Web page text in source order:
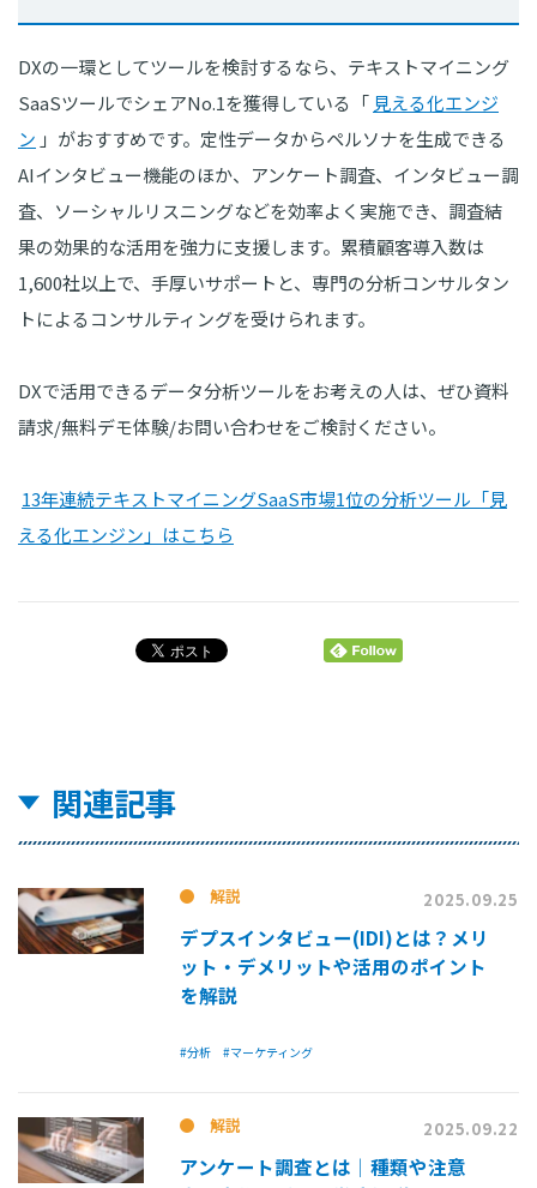
DXの一環としてツールを検討するなら、テキストマイニング
SaaSツールでシェアNo.1を獲得している「 見える化エンジ
ン 」がおすすめです。定性データからペルソナを生成できる
AIインタビュー機能のほか、アンケート調査、インタビュー調
査、ソーシャルリスニングなどを効率よく実施でき、調査結
果の効果的な活用を強力に支援します。累積顧客導入数は
1,600社以上で、手厚いサポートと、専門の分析コンサルタン
トによるコンサルティングを受けられます。
DXで活用できるデータ分析ツールをお考えの人は、ぜひ資料
請求/無料デモ体験/お問い合わせをご検討ください。
13年連続テキストマイニングSaaS市場1位の分析ツール「見
える化エンジン」はこちら
関連記事
解説 2025.09.25
デプスインタビュー(IDI)とは？メリ
ット・デメリットや活用のポイント
を解説
#分析 #マーケティング
解説 2025.09.22
アンケート調査とは│種類や注意